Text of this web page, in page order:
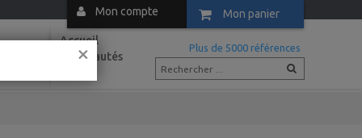
×
Mon compte Mon panier
Accueil
Nouveautés
Plus de 5000 références